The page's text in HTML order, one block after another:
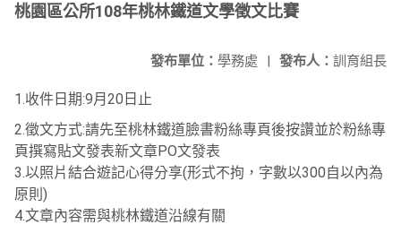
桃園區公所108年桃林鐵道文學徵文比賽
發布人： 訓育組長
發布單位： 學務處 |
1.收件日期:9月20日止
2.徵文方式:請先至桃林鐵道臉書粉絲專頁後按讚並於粉絲專
頁撰寫貼文發表新文章PO文發表
3.以照片結合遊記心得分享(形式不拘，字數以300自以內為
原則)
4.文章內容需與桃林鐵道沿線有關